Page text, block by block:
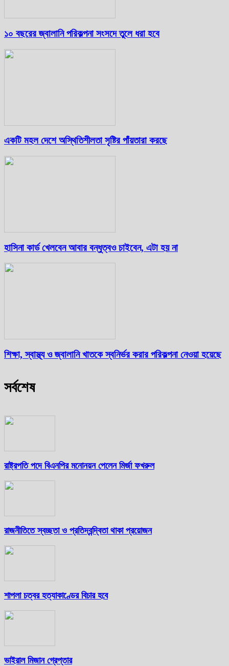
১০ বছরের জ্বালানি পরিকল্পনা সংসদে তুলে ধরা হবে
একটি মহল দেশে অস্থিতিশীলতা সৃষ্টির পাঁয়তারা করছে
হাসিনা কার্ড খেলবেন আবার বন্ধুত্বও চাইবেন, এটা হয় না
শিক্ষা, স্বাস্থ্য ও জ্বালানি খাতকে স্বনির্ভর করার পরিকল্পনা নেওয়া হয়েছে
সর্বশেষ
রাষ্ট্রপতি পদে বিএনপির মনোনয়ন পেলেন মির্জা ফখরুল
রাজনীতিতে স্বচ্ছতা ও প্রতিদ্বন্দ্বিতা থাকা প্রয়োজন
শাপলা চত্বর হত্যাকাণ্ডের বিচার হবে
ভাইরাল মিজান গ্রেপ্তার